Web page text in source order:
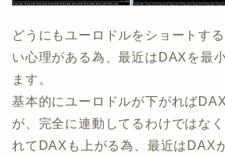
どうにもユーロドルをショートす
い心理がある為、最近はDAXを最
ます。
基本的にユーロドルが下がれば
が、完全に連動してるわけではな
れてDAXも上がる為、最近はDAX